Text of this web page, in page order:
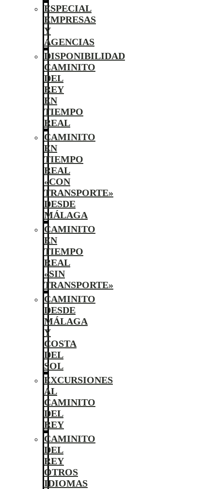
ESPECIAL
EMPRESAS
Y
AGENCIAS
DISPONIBILIDAD
CAMINITO
DEL
REY
EN
TIEMPO
REAL
CAMINITO
EN
TIEMPO
REAL
«CON
TRANSPORTE»
DESDE
MÁLAGA
CAMINITO
EN
TIEMPO
REAL
«SIN
TRANSPORTE»
CAMINITO
DESDE
MÁLAGA
Y
COSTA
DEL
SOL
EXCURSIONES
AL
CAMINITO
DEL
REY
CAMINITO
DEL
REY
OTROS
IDIOMAS